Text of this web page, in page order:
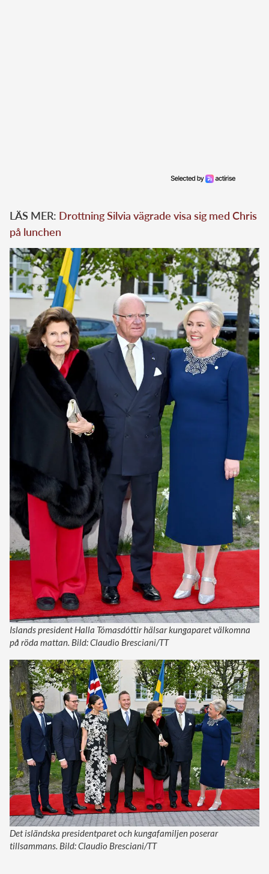
LÄS MER: Drottning Silvia vägrade visa sig med Chris
på lunchen
Islands president Halla Tómasdóttir hälsar kungaparet välkomna
på röda mattan. Bild: Claudio Bresciani/TT
Det isländska presidentparet och kungafamiljen poserar
tillsammans. Bild: Claudio Bresciani/TT